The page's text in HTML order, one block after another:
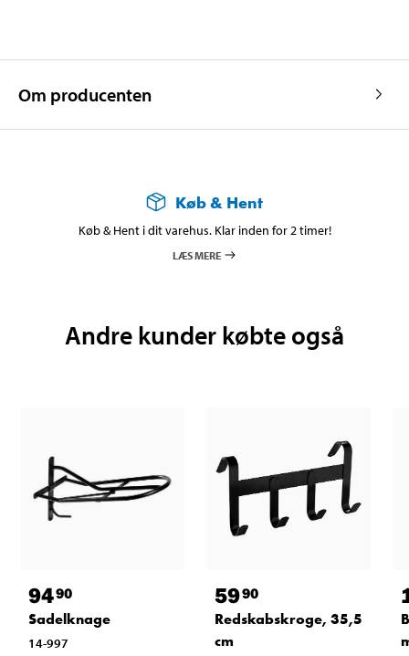
Om producenten
Køb & Hent
Køb & Hent i dit varehus. Klar inden for 2 timer!
LÆS MERE
Andre kunder købte også
9490
Sadelknage
14-997
5990
Redskabskroge, 35,5
cm